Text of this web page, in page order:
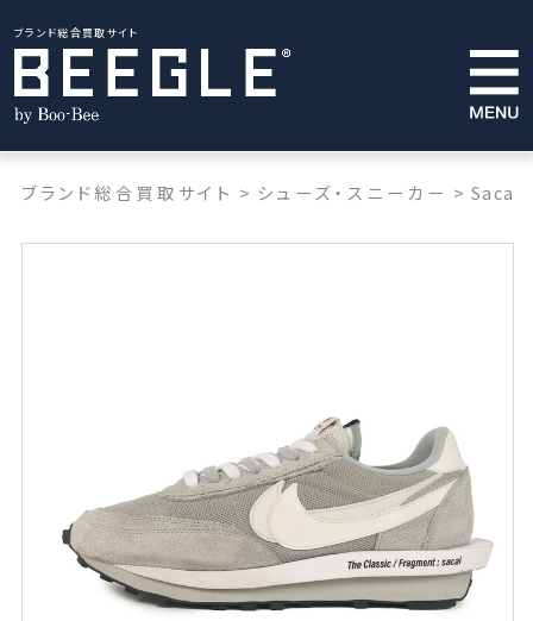
ブランド総合買取サイト
ブランド総合買取サイト > シューズ・スニーカー > Sacai